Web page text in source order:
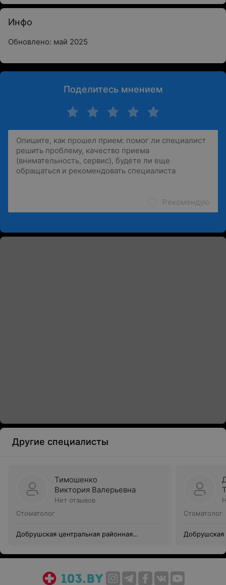
Инфо
Обновлено: май 2025
Поделитесь мнением
Рекомендую
Другие специалисты
Тимошенко
Виктория Валерьевна
Нет отзывов
Стоматолог
Добрушская центральная районная
Стоматолог
Добрушская